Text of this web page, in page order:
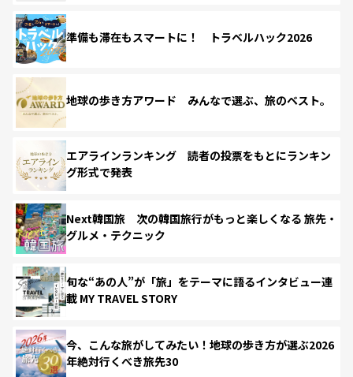
準備も滞在もスマートに！ トラベルハック2026
地球の歩き方アワード みんなで選ぶ、旅のベスト。
エアラインランキング 読者の投票をもとにランキン
グ形式で発表
Next韓国旅 次の韓国旅行がもっと楽しくなる 旅先・
グルメ・テクニック
旬な“あの人”が「旅」をテーマに語るインタビュー連
載 MY TRAVEL STORY
今、こんな旅がしてみたい！地球の歩き方が選ぶ2026
年絶対行くべき旅先30